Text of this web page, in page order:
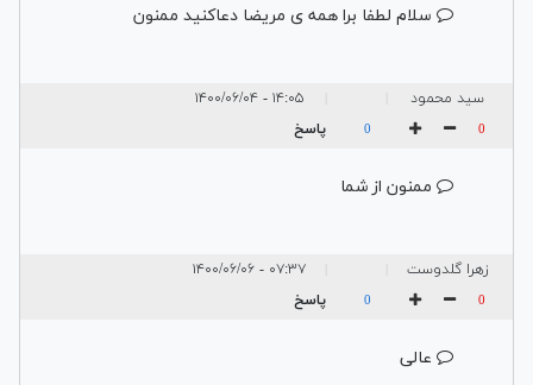
سلام لطفا برا همه ی مریضا دعاکنید ممنون
سید محمود
ترابی
۱۴:۰۵ - ۱۴۰۰/۰۶/۰۴
0
0 پاسخ
ممنون از شما
زهرا گلدوست ۰۷:۳۷ - ۱۴۰۰/۰۶/۰۶
0
0 پاسخ
عالی